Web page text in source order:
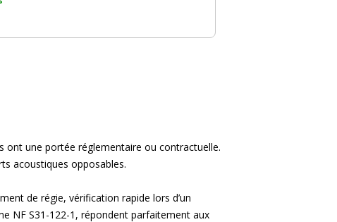
ont une portée réglementaire ou contractuelle.
acoustiques opposables.
de régie, vérification rapide lors d’un
NF S31-122-1, répondent parfaitement aux